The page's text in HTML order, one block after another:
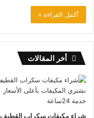
أكمل القراءة »
أخر المقالات
شراء مكيفات سكراب القطيف